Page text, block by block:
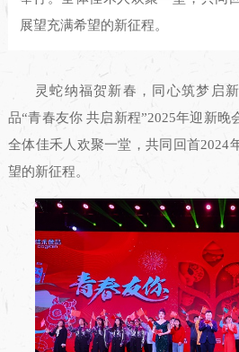
展望充满希望的新征程。
灵蛇纳福贺新春，同心筑梦启
品“青春友你 共启新程”2025年迎新晚
全体佳禾人欢聚一堂，共同回首2024
望的新征程。